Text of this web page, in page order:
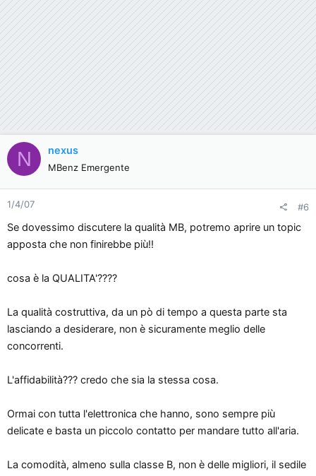
N nexus
MBenz Emergente
1/4/07 #6
Se dovessimo discutere la qualità MB, potremo aprire un topic
apposta che non finirebbe più!!
cosa è la QUALITA'????
La qualità costruttiva, da un pò di tempo a questa parte sta
lasciando a desiderare, non è sicuramente meglio delle
concorrenti.
L'affidabilità??? credo che sia la stessa cosa.
Ormai con tutta l'elettronica che hanno, sono sempre più
delicate e basta un piccolo contatto per mandare tutto all'aria.
La comodità, almeno sulla classe B, non è delle migliori, il sedile